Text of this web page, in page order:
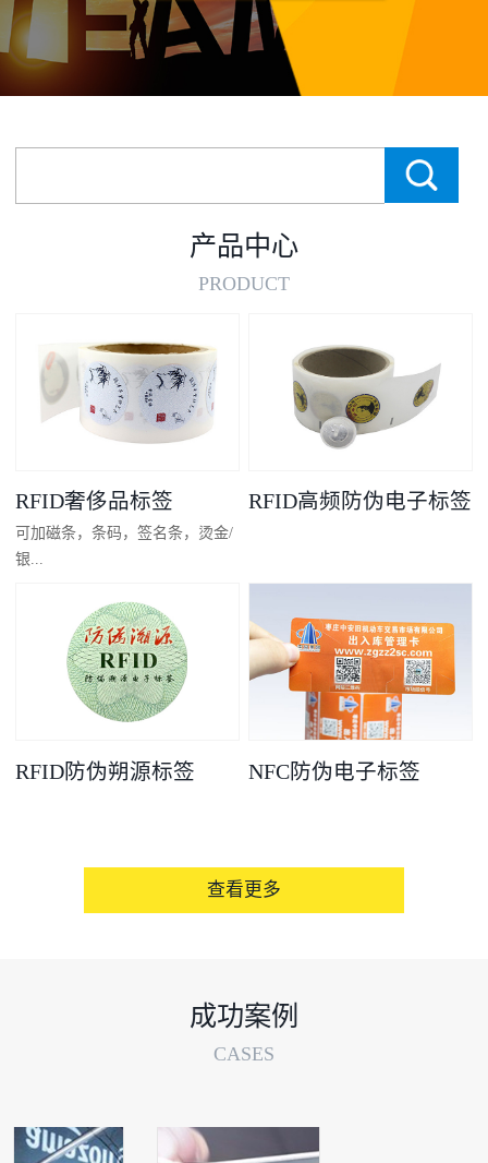
产品中心
PRODUCT
RFID奢侈品标签
可加磁条，条码，签名条，烫金/
银...
凸码，金/银底
RFID高频防伪电子标签
RFID防伪朔源标签 NFC防伪电子标签
查看更多
成功案例
CASES